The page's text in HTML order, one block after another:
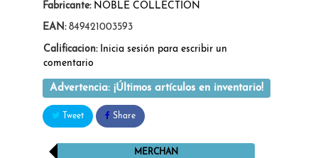
Fabricante: NOBLE COLLECTION
EAN: 849421003593
Calificacion: Inicia sesión para escribir un
comentario
Advertencia: ¡Últimos artículos en inventario!
Tweet Share
MERCHAN